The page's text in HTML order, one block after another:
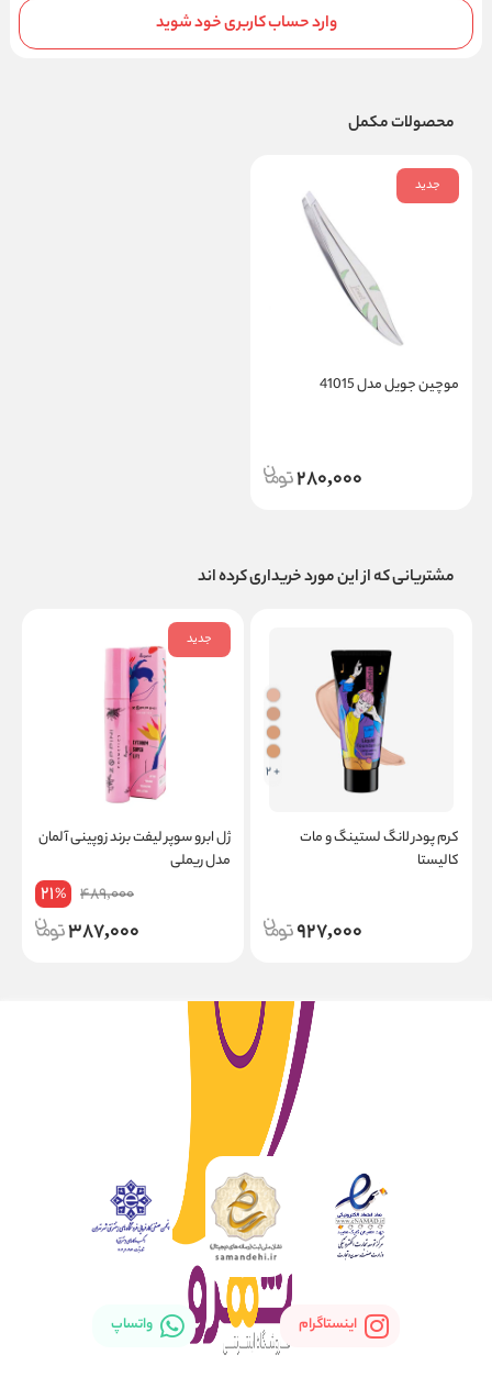
وارد حساب کاربری خود شوید
محصولات مکمل
جدید
موچین جویل مدل 41015
280,000
مشتریانی که از این مورد خریداری کرده اند
+ 2
کرم پودر لانگ لستینگ و مات
کالیستا
927,000
جدید
ژل ابرو سوپر لیفت برند زوپینی آلمان
مدل ریملی
489,000
21%
387,000
اینستاگرام واتساپ